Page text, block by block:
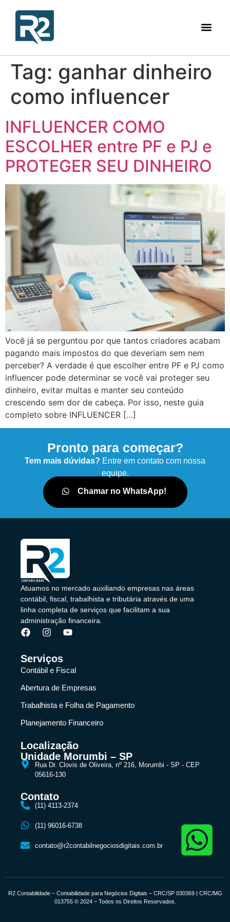
Tag: ganhar dinheiro
como influencer
INFLUENCER COMO
ESCOLHER entre PF e PJ e
PROTEGER SEU DINHEIRO
Você já se perguntou por que tantos criadores acabam
pagando mais impostos do que deveriam sem nem
perceber? A verdade é que escolher entre PF e PJ como
influencer pode determinar se você vai proteger seu
dinheiro, evitar multas e manter seu conteúdo
crescendo sem dor de cabeça. Por isso, neste guia
completo sobre INFLUENCER […]
Pronto para começar?
Tem mais dúvidas? Entre em contato com nossa
equipe.
Chamar no WhatsApp!
Atuamos no mercado auxiliando empresas nas áreas
contábil, fiscal, trabalhista e tributária através de uma
linha completa de serviços que facilitam a sua
administração financeira.
Serviços
Contábil e Fiscal
Abertura de Empresas
Trabalhista e Folha de Pagamento
Planejamento Financeiro
Localização
Unidade Morumbi – SP
Rua Dr. Clovis de Oliveira, nº 216, Morumbi - SP - CEP
05616-130
Contato
(11) 4113-2374
(11) 96016-6738
contato@r2contabilnegociosdigitais.com.br
R2 Contabilidade – Contabilidade para Negócios Digitais – CRC/SP 030369 | CRC/MG
013755 © 2024 – Todos os Direitos Reservados.